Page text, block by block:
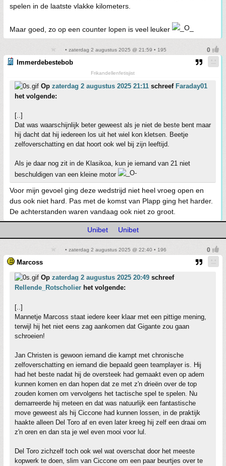
spelen in de laatste vlakke kilometers.
Maar goed, zo op een counter lopen is veel leuker
• zaterdag 2 augustus 2025 @ 21:59 • 195
Immerdebestebob
Frikandellenfetisjist
Op zaterdag 2 augustus 2025 21:11 schreef Faraday01
het volgende:
[..]
Dat was waarschijnlijk beter geweest als je niet de beste bent maar
hij dacht dat hij iedereen los uit het wiel kon kletsen. Beetje
zelfoverschatting en dat hoort ook wel bij zijn leeftijd.
Als je daar nog zit in de Klasikoa, kun je iemand van 21 niet
beschuldigen van een kleine motor
Voor mijn gevoel ging deze wedstrijd niet heel vroeg open en
dus ook niet hard. Pas met de komst van Plapp ging het harder.
De achterstanden waren vandaag ook niet zo groot.
Unibet Unibet
• zaterdag 2 augustus 2025 @ 22:40 • 196
Marcoss
Op zaterdag 2 augustus 2025 20:49 schreef
Rellende_Rotscholier het volgende:
[..]
Mannetje Marcoss staat iedere keer klaar met een pittige mening,
terwijl hij het niet eens zag aankomen dat Gigante zou gaan
schroeien!
Jan Christen is gewoon iemand die kampt met chronische
zelfoverschatting en iemand die bepaald geen teamplayer is. Hij
had het beste nadat hij de oversteek had gemaakt even op adem
kunnen komen en dan hopen dat ze met z'n drieën over de top
zouden komen om vervolgens het tactische spel te spelen. Nu
demarreerde hij meteen en dat was natuurlijk een fantastische
move geweest als hij Ciccone had kunnen lossen, in de praktijk
haakte alleen Del Toro af en even later kreeg hij zelf een draai om
z'n oren en dan sta je wel even mooi voor lul.
Del Toro zichzelf toch ook wel wat overschat door het meeste
kopwerk te doen, slim van Ciccone om een paar beurtjes over te